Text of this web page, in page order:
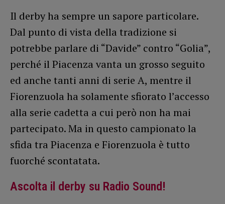
Il derby ha sempre un sapore particolare.
Dal punto di vista della tradizione si
potrebbe parlare di “Davide” contro “Golia”,
perché il Piacenza vanta un grosso seguito
ed anche tanti anni di serie A, mentre il
Fiorenzuola ha solamente sfiorato l’accesso
alla serie cadetta a cui però non ha mai
partecipato. Ma in questo campionato la
sfida tra Piacenza e Fiorenzuola è tutto
fuorché scontatata.
Ascolta il derby su Radio Sound!